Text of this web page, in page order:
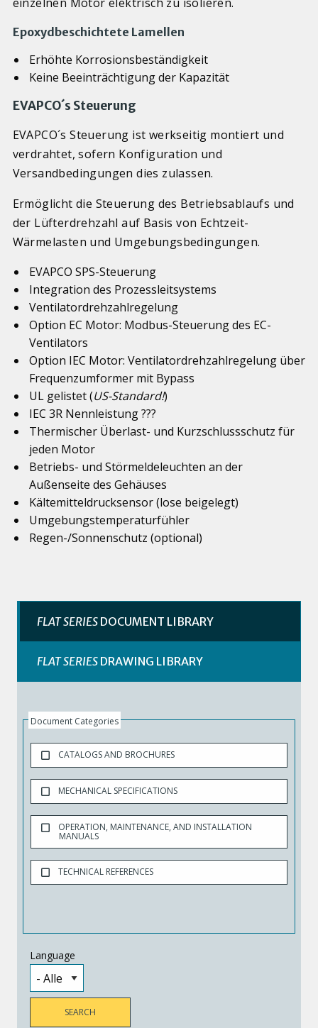
Epoxydbeschichtete Lamellen
Erhöhte Korrosionsbeständigkeit
Keine Beeinträchtigung der Kapazität
EVAPCO´s Steuerung
EVAPCO´s Steuerung ist werkseitig montiert und
verdrahtet, sofern Konfiguration und
Versandbedingungen dies zulassen.
Ermöglicht die Steuerung des Betriebsablaufs und
der Lüfterdrehzahl auf Basis von Echtzeit-
Wärmelasten und Umgebungsbedingungen.
EVAPCO SPS-Steuerung
Integration des Prozessleitsystems
Ventilatordrehzahlregelung
Option EC Motor: Modbus-Steuerung des EC-
Ventilators
Option IEC Motor: Ventilatordrehzahlregelung über
Frequenzumformer mit Bypass
UL gelistet (US-Standard!)
IEC 3R Nennleistung ???
Thermischer Überlast- und Kurzschlussschutz für
jeden Motor
Betriebs- und Störmeldeleuchten an der
Außenseite des Gehäuses
Kältemitteldrucksensor (lose beigelegt)
Umgebungstemperaturfühler
Regen-/Sonnenschutz (optional)
FLAT SERIESDOCUMENT LIBRARY
FLAT SERIESDRAWING LIBRARY
Document Categories
CATALOGS AND BROCHURES
MECHANICAL SPECIFICATIONS
OPERATION, MAINTENANCE, AND INSTALLATION
MANUALS
TECHNICAL REFERENCES
Language